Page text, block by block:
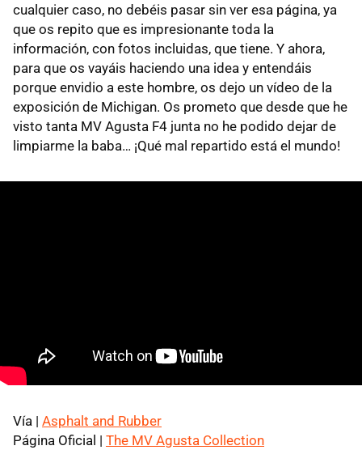
cualquier caso, no debéis pasar sin ver esa página, ya
que os repito que es impresionante toda la
información, con fotos incluidas, que tiene. Y ahora,
para que os vayáis haciendo una idea y entendáis
porque envidio a este hombre, os dejo un vídeo de la
exposición de Michigan. Os prometo que desde que he
visto tanta MV Agusta F4 junta no he podido dejar de
limpiarme la baba… ¡Qué mal repartido está el mundo!
Vía | Asphalt and Rubber
Página Oficial | The MV Agusta Collection